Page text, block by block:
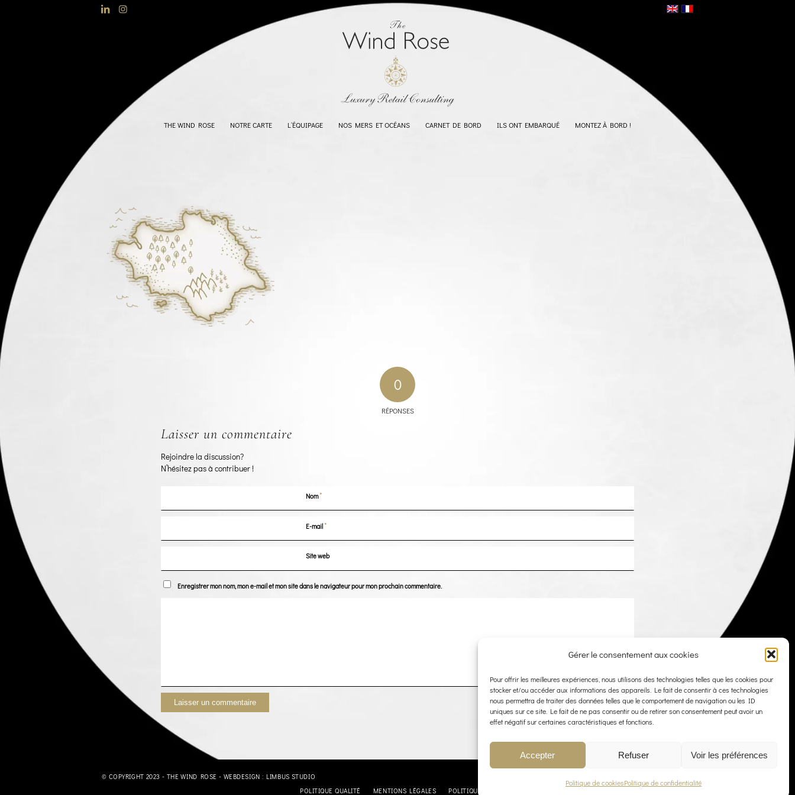
Gérer le consentement aux cookies
Pour offrir les meilleures expériences, nous utilisons des technologies telles que les cookies pour
stocker et/ou accéder aux informations des appareils. Le fait de consentir à ces technologies
nous permettra de traiter des données telles que le comportement de navigation ou les ID
uniques sur ce site. Le fait de ne pas consentir ou de retirer son consentement peut avoir un
effet négatif sur certaines caractéristiques et fonctions.
Accepter Refuser Voir les préférences
Politique de cookiesPolitique de confidentialité
THE WIND ROSE NOTRE CARTE L’ÉQUIPAGE NOS MERS ET OCÉANS CARNET DE BORD ILS ONT EMBARQUÉ MONTEZ À BORD !
0
RÉPONSES
Laisser un commentaire
Rejoindre la discussion?
N’hésitez pas à contribuer !
Nom*
E-mail*
Site web
Enregistrer mon nom, mon e-mail et mon site dans le navigateur pour mon prochain commentaire.
© COPYRIGHT 2023 - THE WIND ROSE - WEBDESIGN :LIMBUS STUDIO
POLITIQUE QUALITÉ
MENTIONS LÉGALES POLITIQUE DE CONFIDENTIALITÉ